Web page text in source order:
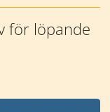
för löpande